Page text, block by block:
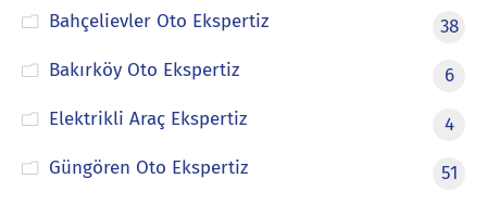
Bahçelievler Oto Ekspertiz
38
Bakırköy Oto Ekspertiz
6
Elektrikli Araç Ekspertiz
4
Güngören Oto Ekspertiz
51